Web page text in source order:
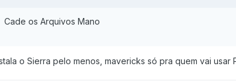
Cade os Arquivos Mano
o Sierra pelo menos, mavericks só pra quem vai usar